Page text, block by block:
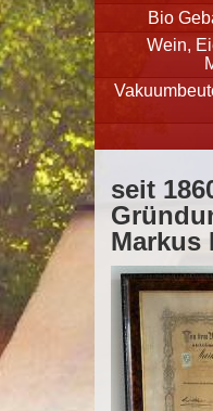
Bio
Wein,
seit
Markus